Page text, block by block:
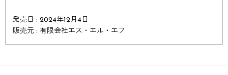
発売日 : 2024年12月4日
販売元 : 有限会社エス・エル・エフ